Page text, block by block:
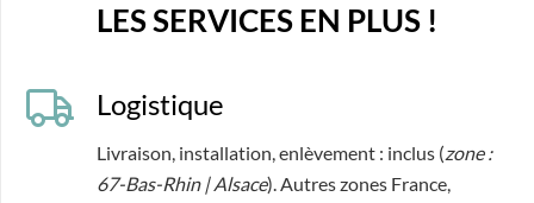
LES SERVICES EN PLUS !
Logistique
Livraison, installation, enlèvement : inclus (zone :
67-Bas-Rhin | Alsace). Autres zones France,